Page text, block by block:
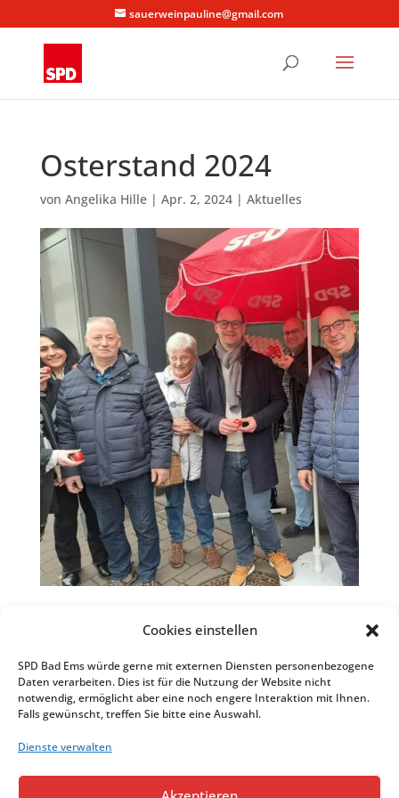
Cookies einstellen
SPD Bad Ems würde gerne mit externen Diensten personenbezogene
Daten verarbeiten. Dies ist für die Nutzung der Website nicht
notwendig, ermöglicht aber eine noch engere Interaktion mit Ihnen.
Falls gewünscht, treffen Sie bitte eine Auswahl.
Dienste verwalten
sauerweinpauline@gmail.com
Osterstand 2024
von Angelika Hille| Apr. 2, 2024| Aktuelles
Am Karsamstag verteilte der Ortsverein SPD-rote
wurden. Das angenehme Wetter brachte nicht nur
viele Emser und Gäste auf die Straße; man war auch
zu Gesprächen und eifrigen Diskussionen bereit. Ein
Kommunalwahlkampf!